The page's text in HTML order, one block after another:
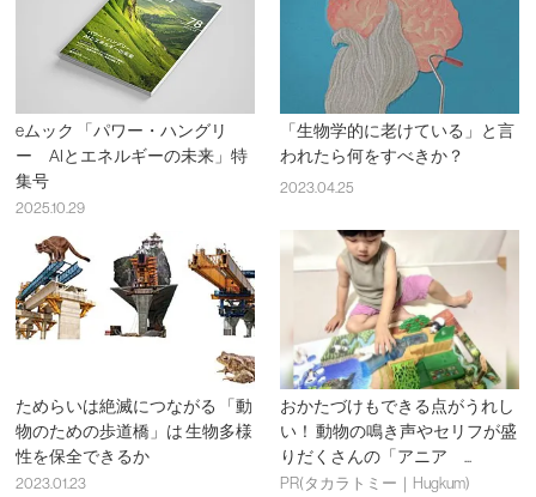
eムック 「パワー・ハングリ
ー AIとエネルギーの未来」特
集号
2025.10.29
「生物学的に老けている」と言
われたら何をすべきか？
2023.04.25
ためらいは絶滅につながる 「動
物のための歩道橋」は 生物多様
性を保全できるか
2023.01.23
おかたづけもできる点がうれし
い！ 動物の鳴き声やセリフが盛
りだくさんの「アニア ...
PR(タカラトミー｜Hugkum)